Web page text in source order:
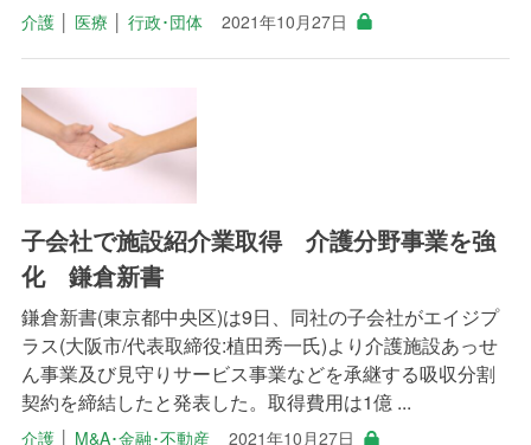
介護│ 医療 │ 行政･団体 2021年10月27日
子会社で施設紹介業取得 介護分野事業を強
化 鎌倉新書
鎌倉新書(東京都中央区)は9日、同社の子会社がエイジプ
ラス(大阪市/代表取締役:植田秀一氏)より介護施設あっせ
ん事業及び見守りサービス事業などを承継する吸収分割
契約を締結したと発表した。取得費用は1億 ...
介護│ M&A･金融･不動産 2021年10月27日